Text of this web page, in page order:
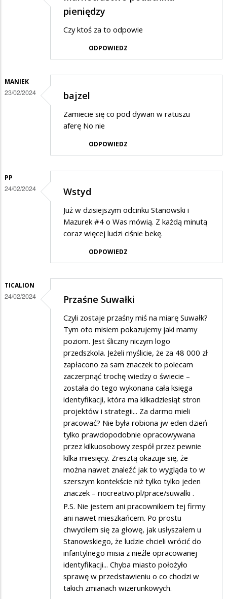
pieniędzy
Czy ktoś za to odpowie
ODPOWIEDZ
MANIEK
23/02/2024 bajzel
Zamiecie się co pod dywan w ratuszu
aferę No nie
ODPOWIEDZ
PP
24/02/2024 Wstyd
Już w dzisiejszym odcinku Stanowski i
Mazurek #4 o Was mówią. Z każdą minutą
coraz więcej ludzi ciśnie bekę.
ODPOWIEDZ
TICALION
24/02/2024 Przaśne Suwałki
Czyli zostaje przaśny miś na miarę Suwałk?
Tym oto misiem pokazujemy jaki mamy
poziom. Jest śliczny niczym logo
przedszkola. Jeżeli myślicie, że za 48 000 zł
zapłacono za sam znaczek to polecam
zaczerpnąć trochę wiedzy o świecie –
została do tego wykonana cała księga
identyfikacji, która ma kilkadziesiąt stron
projektów i strategii... Za darmo mieli
pracować? Nie była robiona jw eden dzień
tylko prawdopodobnie opracowywana
przez kilkuosobowy zespół przez pewnie
kilka miesięcy. Zresztą okazuje się, że
można nawet znaleźć jak to wygląda to w
szerszym kontekście niż tylko tylko jeden
znaczek – riocreativo.pl/prace/suwalki .
P.S. Nie jestem ani pracownikiem tej firmy
ani nawet mieszkańcem. Po prostu
chwyciłem się za głowę, jak usłyszałem u
Stanowskiego, że ludzie chcieli wrócić do
infantylnego misia z nieźle opracowanej
identyfikacji... Chyba miasto położyło
sprawę w przedstawieniu o co chodzi w
takich zmianach wizerunkowych.